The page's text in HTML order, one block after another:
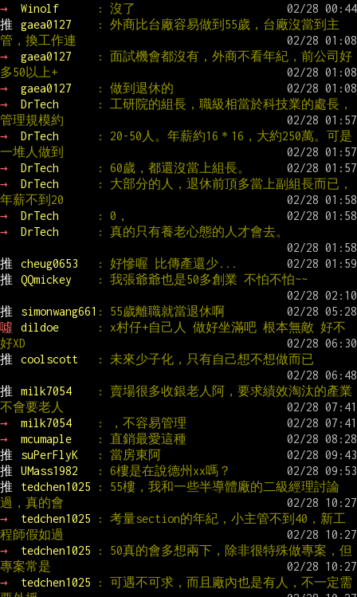
→
Winolf
: 沒了
推
gaea0127
: 外商比台廠容易做到55歲，台廠沒當到主
管，換工作連
→
gaea0127
: 面試機會都沒有，外商不看年紀，前公司好
多50以上+
→
gaea0127
: 做到退休的
→
DrTech
: 工研院的組長，職級相當於科技業的處長，
管理規模約
→
DrTech
: 20-50人。年薪約16＊16，大約250萬。可是
一堆人做到
→
DrTech
: 60歲，都還沒當上組長。
→
DrTech
: 大部分的人，退休前頂多當上副組長而已，
年薪不到20
→
DrTech
: 0，
→
DrTech : 真的只有養老心態的人才會去。
推 cheug0653
: 好慘喔 比傳產還少...
推
QQmickey : 我張爺爺也是50多創業 不怕不怕~~
推 simonwang661 : 55歲離職就當退休啊
噓
dildoe
: x村仔+自己人 做好坐滿吧 根本無敵 好不
好XD
推
coolscott : 未來少子化，只有自己想不想做而已
推 milk7054
: 賣場很多收銀老人阿，要求績效淘汰的產業
不會要老人
→
milk7054
: ，不容易管理
→
mcumaple
: 直銷最愛這種
推
suPerFlyK
: 當房東阿
推
UMass1982
: 6樓是在說德州xx嗎？
推
tedchen1025
: 55樓，我和一些半導體廠的二級經理討論
過，真的會
→
tedchen1025
: 考量section的年紀，小主管不到40，新工
程師假如過
→
tedchen1025
: 50真的會多想兩下，除非很特殊做專案，但
專案常是
→
tedchen1025
: 可遇不可求，而且廠內也是有人，不一定需